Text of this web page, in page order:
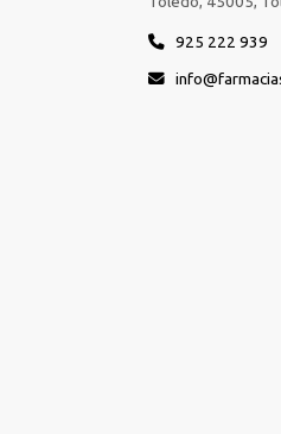
925 222 939
info